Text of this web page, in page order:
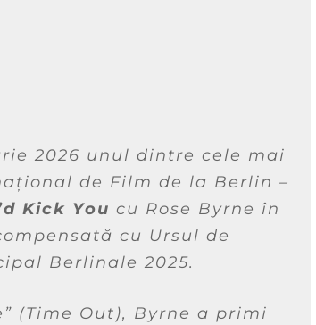
2026 unul dintre cele mai
de Film de la Berlin –
Kick You cu Rose Byrne în
cu Ursul de
Berlinale 2025.
(Time Out), Byrne a primi